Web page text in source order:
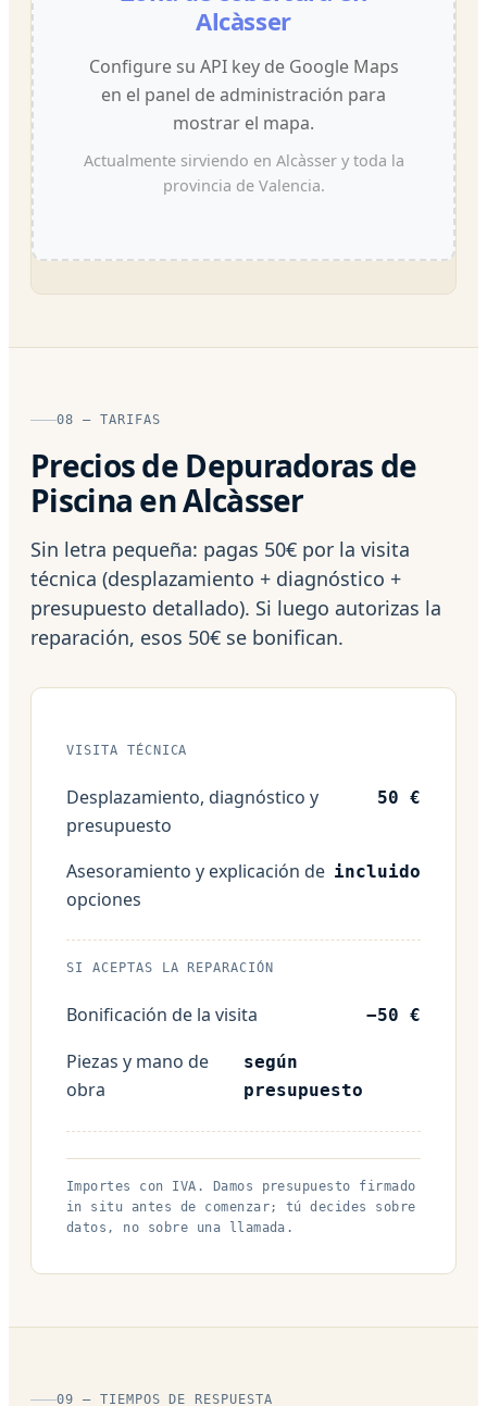
Alcàsser
Configure su API key de Google Maps
en el panel de administración para
mostrar el mapa.
Actualmente sirviendo en Alcàsser y toda la
provincia de Valencia.
08 — TARIFAS
Precios de Depuradoras de
Piscina en Alcàsser
Sin letra pequeña: pagas 50€ por la visita
técnica (desplazamiento + diagnóstico +
presupuesto detallado). Si luego autorizas la
reparación, esos 50€ se bonifican.
VISITA TÉCNICA
Desplazamiento, diagnóstico y
presupuesto
50 €
Asesoramiento y explicación de
opciones
incluido
SI ACEPTAS LA REPARACIÓN
Bonificación de la visita −50 €
Piezas y mano de
obra
según
presupuesto
Importes con IVA. Damos presupuesto firmado
in situ antes de comenzar; tú decides sobre
datos, no sobre una llamada.
09 — TIEMPOS DE RESPUESTA